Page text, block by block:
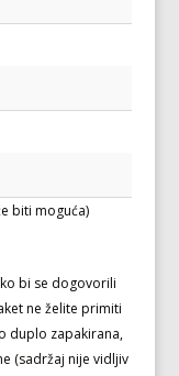
biti moguća)
bi se dogovorili
ne želite primiti
duplo zapakirana,
(sadržaj nije vidljiv